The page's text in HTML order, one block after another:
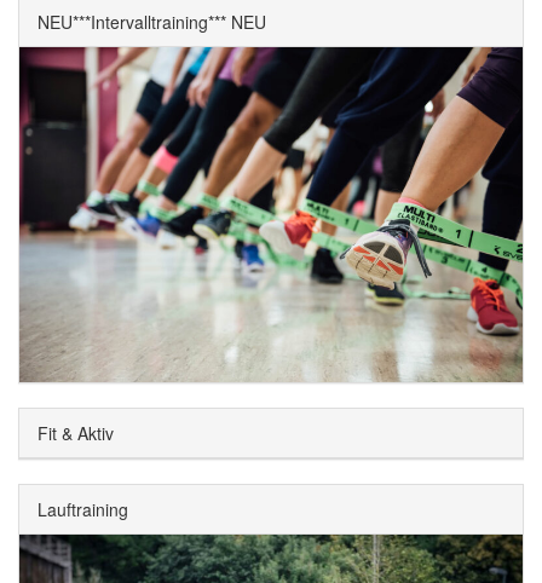
NEU***Intervalltraining*** NEU
Fit & Aktiv
Lauftraining